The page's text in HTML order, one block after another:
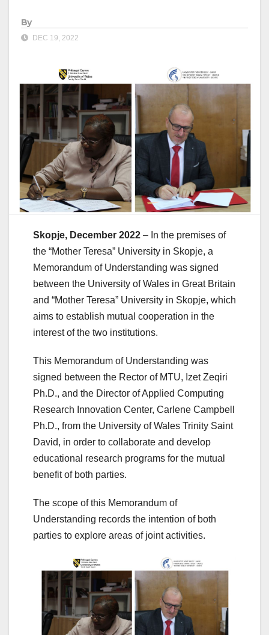
By
DEC 19, 2022
Skopje, December 2022 – In the premises of
the “Mother Teresa” University in Skopje, a
Memorandum of Understanding was signed
between the University of Wales in Great Britain
and “Mother Teresa” University in Skopje, which
aims to establish mutual cooperation in the
interest of the two institutions.
This Memorandum of Understanding was
signed between the Rector of MTU, Izet Zeqiri
Ph.D., and the Director of Applied Computing
Research Innovation Center, Carlene Campbell
Ph.D., from the University of Wales Trinity Saint
David, in order to collaborate and develop
educational research programs for the mutual
benefit of both parties.
The scope of this Memorandum of
Understanding records the intention of both
parties to explore areas of joint activities.